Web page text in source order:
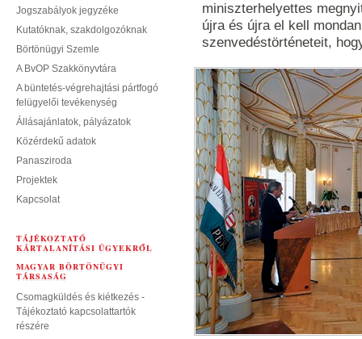
Jogszabályok jegyzéke
Kutatóknak, szakdolgozóknak
Börtönügyi Szemle
A BvOP Szakkönyvtára
A büntetés-végrehajtási pártfogó
felügyelői tevékenység
Állásajánlatok, pályázatok
Közérdekű adatok
Panasziroda
Projektek
Kapcsolat
TÁJÉKOZTATÓ
KÁRTALANÍTÁSI ÜGYEKRŐL
MAGYAR BÖRTÖNÜGYI
TÁRSASÁG
Csomagküldés és kiétkezés -
Tájékoztató kapcsolattartók
részére
miniszterhelyettes
újra és újra el kell
szenvedéstörténeteit,